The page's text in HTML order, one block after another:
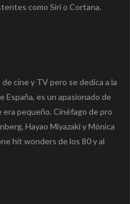
como Siri o Cortana.
cine y TV pero se dedica a la
España, es un apasionado de
pequeño. Cinéfago de pro
Hayao Miyazaki y Mónica
hit wonders de los 80 y al